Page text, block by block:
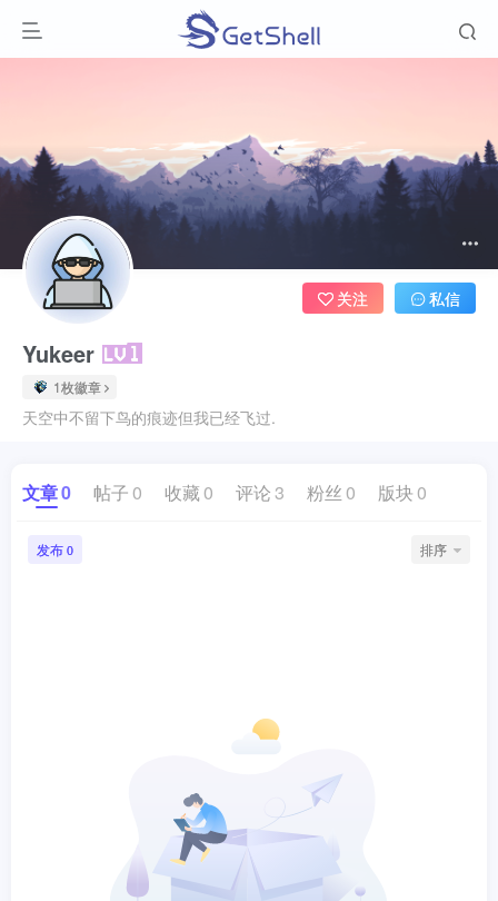
Yukeer
1枚徽章
天空中不留下鸟的痕迹但我已经飞过.
关注 私信
文章0 帖子 0 收藏 0 评论 3 粉丝 0 版块 0
发布 0 排序